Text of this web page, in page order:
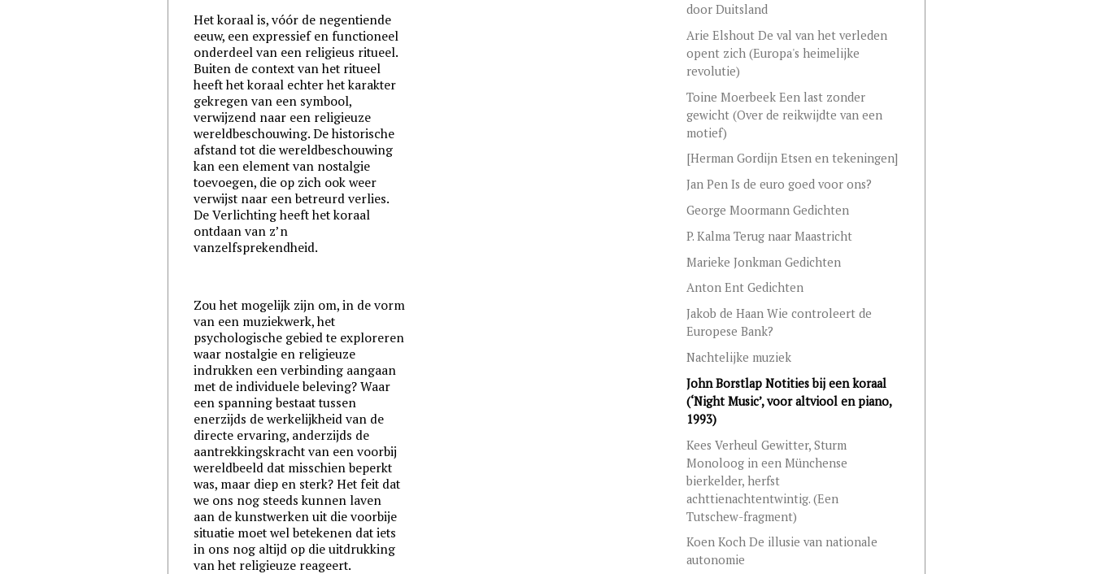
Het koraal is, vóór de negentiende
eeuw, een expressief en functioneel
onderdeel van een religieus ritueel.
Buiten de context van het ritueel
heeft het koraal echter het karakter
gekregen van een symbool,
verwijzend naar een religieuze
wereldbeschouwing. De historische
afstand tot die wereldbeschouwing
kan een element van nostalgie
toevoegen, die op zich ook weer
verwijst naar een betreurd verlies.
De Verlichting heeft het koraal
ontdaan van z’n
vanzelfsprekendheid.
Zou het mogelijk zijn om, in de vorm
van een muziekwerk, het
psychologische gebied te exploreren
waar nostalgie en religieuze
indrukken een verbinding aangaan
met de individuele beleving? Waar
een spanning bestaat tussen
enerzijds de werkelijkheid van de
directe ervaring, anderzijds de
aantrekkingskracht van een voorbij
wereldbeeld dat misschien beperkt
was, maar diep en sterk? Het feit dat
we ons nog steeds kunnen laven
aan de kunstwerken uit die voorbije
situatie moet wel betekenen dat iets
in ons nog altijd op die uitdrukking
van het religieuze reageert.
door Duitsland
Arie Elshout De val van het verleden
opent zich (Europa's heimelijke
revolutie)
Toine Moerbeek Een last zonder
gewicht (Over de reikwijdte van een
motief)
[Herman Gordijn Etsen en tekeningen]
Jan Pen Is de euro goed voor ons?
George Moormann Gedichten
P. Kalma Terug naar Maastricht
Marieke Jonkman Gedichten
Anton Ent Gedichten
Jakob de Haan Wie controleert de
Europese Bank?
Nachtelijke muziek
John Borstlap Notities bij een koraal
(‘Night Music’, voor altviool en piano,
1993)
Kees Verheul Gewitter, Sturm
Monoloog in een Münchense
bierkelder, herfst
achttienachtentwintig. (Een
Tutschew-fragment)
Koen Koch De illusie van nationale
autonomie